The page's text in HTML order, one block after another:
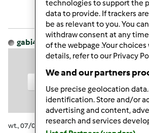
gabi49
wt., 07/07/2015 - 09:43
technologies to support the
data to provide. If trackers
be as relevant to you. You
withdraw consent at any
of the webpage .Your
details, refer to our Privacy
We and our partners
Use precise geolocation
identification. Store and/or
advertising and content,
research and services